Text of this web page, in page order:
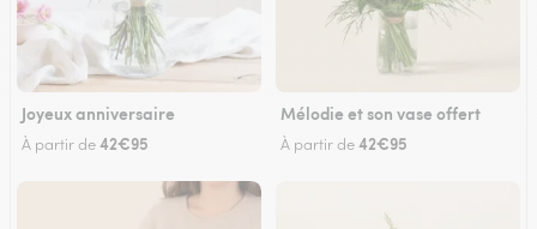
Joyeux anniversaire
À partir de42€95
Mélodie et son vase offert
À partir de42€95